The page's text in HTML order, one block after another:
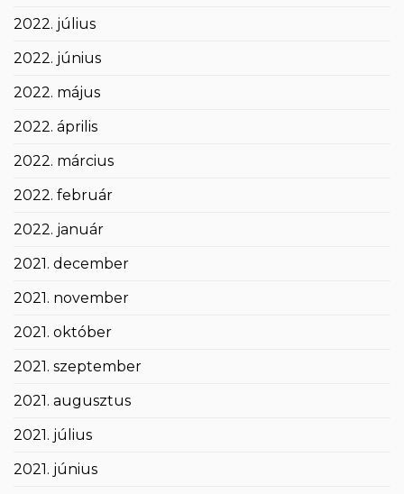
2022. július
2022. június
2022. május
2022. április
2022. március
2022. február
2022. január
2021. december
2021. november
2021. október
2021. szeptember
2021. augusztus
2021. július
2021. június